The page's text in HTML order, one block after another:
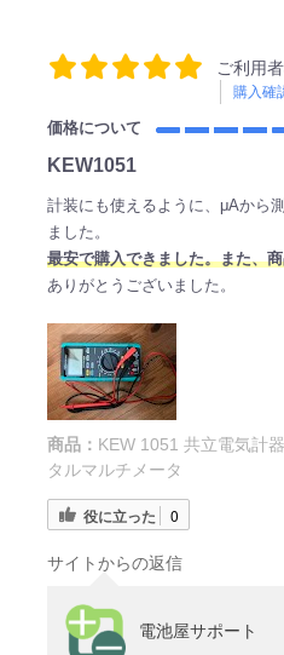
ご利用
購入確
価格について
KEW1051
計装にも使えるように、μAから
ました。
最安で購入できました。また、
ありがとうございました。
商品： KEW 1051 共立電気計
タルマルチメータ
役に立った 0
サイトからの返信
電池屋サポート